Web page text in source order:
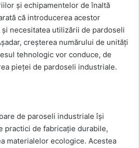
și echipamentelor de înaltă
că introducerea acestor
necesitatea utilizării de pardoseli
creșterea numărului de unități
tehnologic vor conduce, de
pieței de pardoseli industriale.
de paroseli industriale își
practici de fabricație durabile,
materialelor ecologice. Acestea